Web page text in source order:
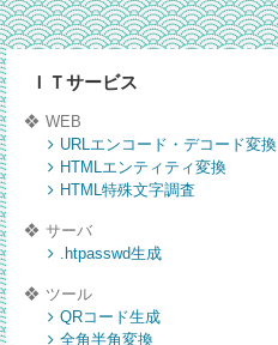
ＩＴサービス
WEB
URLエンコード・デコード変換
HTMLエンティティ変換
HTML特殊文字調査
サーバ
.htpasswd生成
ツール
QRコード生成
全角半角変換